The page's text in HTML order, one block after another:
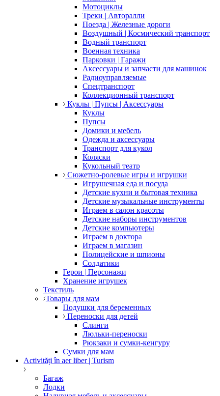
Мотоциклы
Треки | Авторалли
Поезда | Железные дороги
Воздушный | Космический транспорт
Водный транспорт
Военная техника
Парковки | Гаражи
Аксессуары и запчасти для машинок
Радиоуправляемые
Спецтранспорт
Коллекционный транспорт
Куклы | Пупсы | Аксессуары
Куклы
Пупсы
Домики и мебель
Одежда и аксессуары
Транспорт для кукол
Коляски
Кукольный театр
Сюжетно-ролевые игры и игрушки
Игрушечная еда и посуда
Детские кухни и бытовая техника
Детские музыкальные инструменты
Играем в салон красоты
Детские наборы инструментов
Детские компьютеры
Играем в доктора
Играем в магазин
Полицейские и шпионы
Солдатики
Герои | Персонажи
Хранение игрушек
Текстиль
Товары для мам
Подушки для беременных
Переноски для детей
Слинги
Люльки-переноски
Рюкзаки и сумки-кенгуру
Сумки для мам
Activități în aer liber | Turism
Багаж
Лодки